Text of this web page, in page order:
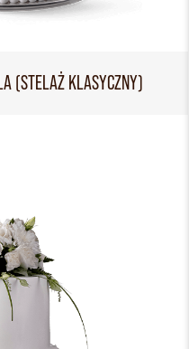
(STELAŻ KLASYCZNY)